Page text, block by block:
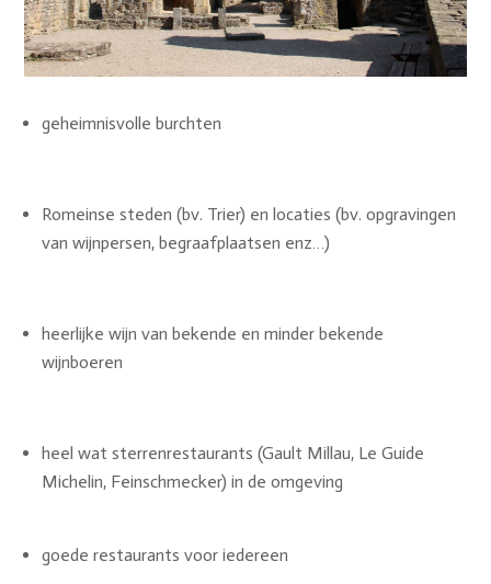
geheimnisvolle burchten
Romeinse steden (bv. Trier) en locaties (bv. opgravingen
van wijnpersen, begraafplaatsen enz…)
heerlijke wijn van bekende en minder bekende
wijnboeren
heel wat sterrenrestaurants (Gault Millau, Le Guide
Michelin, Feinschmecker) in de omgeving
goede restaurants voor iedereen